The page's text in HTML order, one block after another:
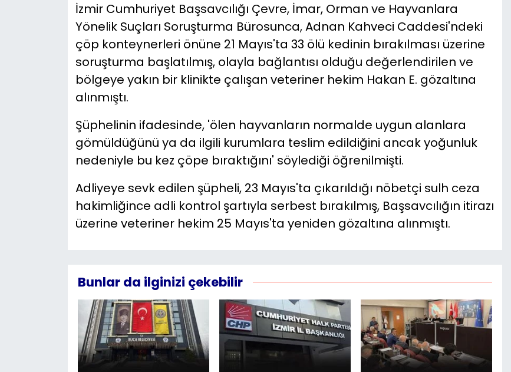
İzmir Cumhuriyet Başsavcılığı Çevre, İmar, Orman ve Hayvanlara
Yönelik Suçları Soruşturma Bürosunca, Adnan Kahveci Caddesi'ndeki
çöp konteynerleri önüne 21 Mayıs'ta 33 ölü kedinin bırakılması üzerine
soruşturma başlatılmış, olayla bağlantısı olduğu değerlendirilen ve
bölgeye yakın bir klinikte çalışan veteriner hekim Hakan E. gözaltına
alınmıştı.
Şüphelinin ifadesinde, 'ölen hayvanların normalde uygun alanlara
gömüldüğünü ya da ilgili kurumlara teslim edildiğini ancak yoğunluk
nedeniyle bu kez çöpe bıraktığını' söylediği öğrenilmişti.
Adliyeye sevk edilen şüpheli, 23 Mayıs'ta çıkarıldığı nöbetçi sulh ceza
hakimliğince adli kontrol şartıyla serbest bırakılmış, Başsavcılığın itirazı
üzerine veteriner hekim 25 Mayıs'ta yeniden gözaltına alınmıştı.
Bunlar da ilginizi çekebilir